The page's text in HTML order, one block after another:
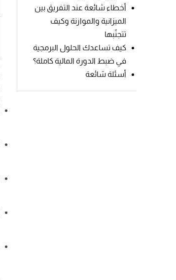
أخطاء شائعة عند التفريق بين
الميزانية والموازنة وكيف
تتجنّبها
كيف تساعدك الحلول البرمجية
في ضبط الدورة المالية كاملة؟
أسئلة شائعة